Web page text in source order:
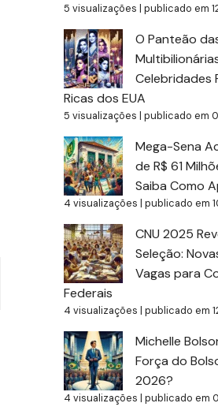
5 visualizações | publicado em
O Panteão
Celebridades
Ricas dos EUA
5 visualizações | publicado em
Mega-Sena
de R$ 61
Saiba Como
4 visualizações | publicado em
CNU 2025
Seleção:
Vagas para
Federais
4 visualizações | publicado em
Michelle
Força do
2026?
4 visualizações | publicado em